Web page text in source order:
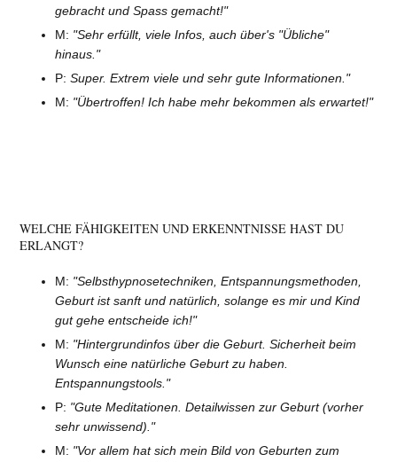
gebracht und Spass gemacht!"
M: "Sehr erfüllt, viele Infos, auch über's "Übliche"
hinaus."
P:Super. Extrem viele und sehr gute Informationen."
M: "Übertroffen! Ich habe mehr bekommen als erwartet!"
WELCHE FÄHIGKEITEN UND ERKENNTNISSE HAST DU
ERLANGT?
M: "Selbsthypnosetechniken, Entspannungsmethoden,
Geburt ist sanft und natürlich, solange es mir und Kind
gut gehe entscheide ich!"
M: "Hintergrundinfos über die Geburt. Sicherheit beim
Wunsch eine natürliche Geburt zu haben.
Entspannungstools."
P: "Gute Meditationen. Detailwissen zur Geburt (vorher
sehr unwissend)."
M: "Vor allem hat sich mein Bild von Geburten zum